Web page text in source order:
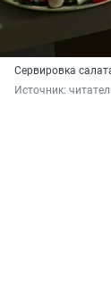
Сервировка
Источник: